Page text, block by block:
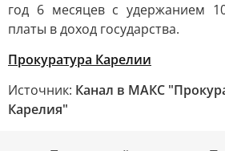
год 6 месяцев с удержанием
платы в доход государства.
Прокуратура Карелии
Источник: Канал в МАКС
Карелия"